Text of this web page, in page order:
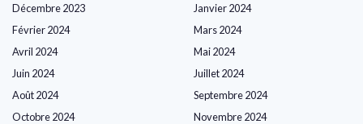
Décembre 2023
Janvier 2024
Février 2024
Mars 2024
Avril 2024
Mai 2024
Juin 2024
Juillet 2024
Août 2024
Septembre 2024
Octobre 2024
Novembre 2024